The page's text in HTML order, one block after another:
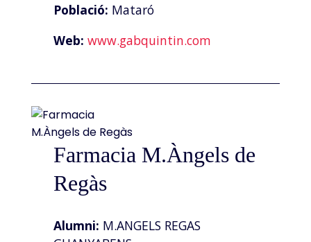
Població: Mataró
Web: www.gabquintin.com
Farmacia M.Àngels de
Regàs
Alumni: M.ANGELS REGAS